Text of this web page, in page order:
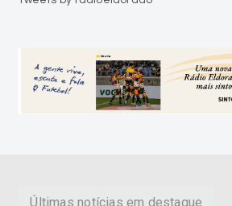
Jornalismo